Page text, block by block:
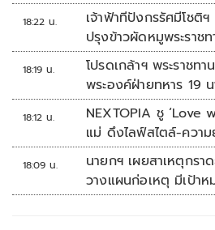
18:22 น.
เจ้าฟ้าทีปังกรรัศมีโชติ
ปรุงข้าวผัดหมูพระราชท
18:19 น.
โปรดเกล้าฯ พระราชทา
พระองค์ฝ่ายทหาร 19
18:12 น.
NEXTOPIA ชู ‘Love
แม่ ดึงไลฟ์สไตล์-ควา
รณ์ช้อปปิงมีความหมาย
18:09 น.
นายกฯ เผยสาเหตุกรา
วางแผนก่อเหตุ มีเป้าห